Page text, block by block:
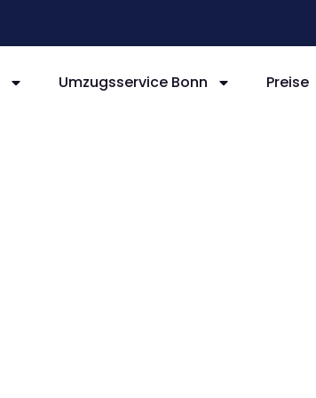
Umzugsservice Bonn Preise